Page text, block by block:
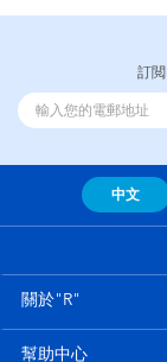
訂
中文
關於"R"
幫助中心